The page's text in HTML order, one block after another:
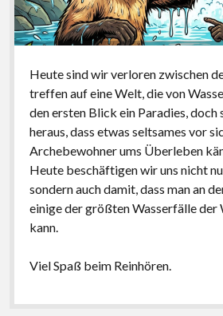
Heute sind wir verloren zwischen
treffen auf eine Welt, die von
den ersten Blick ein Paradies, doch
heraus, dass etwas seltsames vor
Archebewohner ums Überleben
Heute beschäftigen wir uns nicht
sondern auch damit, dass man an
einige der größten Wasserfälle der
kann.
Viel Spaß beim Reinhören.